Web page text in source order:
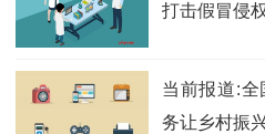
打击假冒侵
当前报道:全
务让乡村振